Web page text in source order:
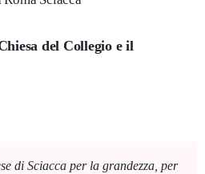
del Collegio e il
di Sciacca per la grandezza, per